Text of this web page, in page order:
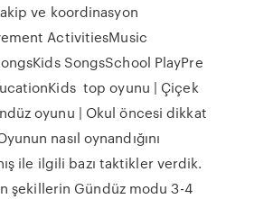
ve koordinasyon
ActivitiesMusic
SongsSchool PlayPre
top oyunu | Çiçek
oyunu | Okul öncesi dikkat
nasıl oynandığını
ile ilgili bazı taktikler verdik.
şekillerin Gündüz modu 3-4